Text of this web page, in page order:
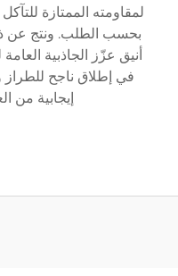
لمقاومته الممتازة
بحسب الطلب. ونتج عن
أنيق عزّز الجاذبية
في إطلاق ناجح
إيجابية من